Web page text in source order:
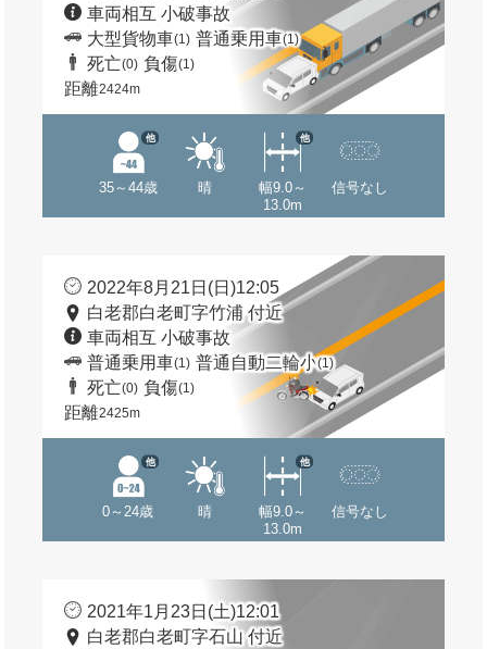
車両相互 小破事故
大型貨物車(1) 普通乗用車(1)
死亡(0) 負傷(1)
距離2424m
35～44歳
他
晴
幅9.0～
13.0m
他
信号なし
2022年8月21日(日)12:05
白老郡白老町字竹浦 付近
車両相互 小破事故
普通乗用車(1) 普通自動二輪小(1)
死亡(0) 負傷(1)
距離2425m
0～24歳
他
晴
幅9.0～
13.0m
他
信号なし
2021年1月23日(土)12:01
白老郡白老町字石山 付近